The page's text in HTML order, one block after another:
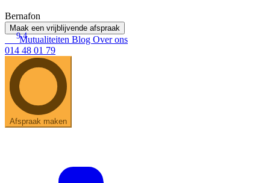
Bernafon
Maak een vrijblijvende afspraak
9.4
Mutualiteiten Blog Over ons
014 48 01 79
Afspraak maken